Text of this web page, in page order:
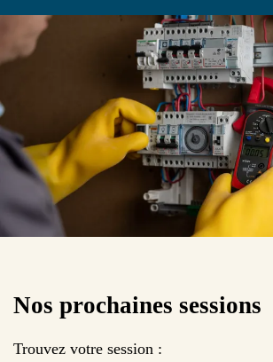
Nos prochaines sessions
Trouvez votre session :